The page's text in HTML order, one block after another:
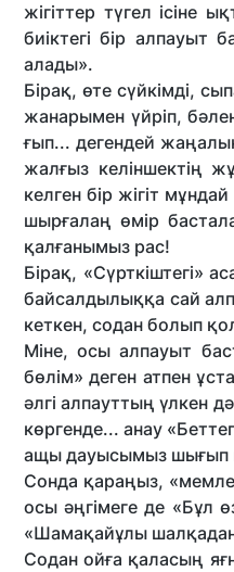
жігіттер түгел ісіне
биіктегі бір алпауыт
алады».
Бірақ, өте сүйкімді,
жанарымен үйріп,
ғып... дегендей
жалғыз келіншектің
келген бір жігіт
шырғалаң өмір
қалғанымыз рас!
Бірақ, «Сүрткіштегі»
байсалдылыққа сай
кеткен, содан болып
Міне, осы алпауыт
бөлім» деген атпен
әлгі алпауттың үлкен
көргенде... анау
ащы дауысымыз шығып
Сонда қараңыз,
осы әңгімеге де «Бұл
«Шамақайұлы шалқадан
Содан ойға қаласың